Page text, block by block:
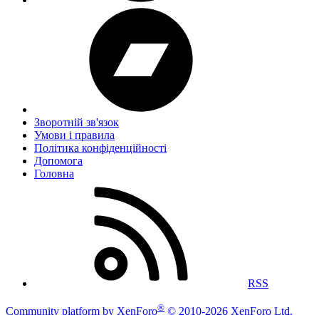
Зворотній зв'язок
Умови і правила
Політика конфіденційності
Дoпoмoга
Головна
RSS
Community platform by XenForo® © 2010-2026 XenForo Ltd.